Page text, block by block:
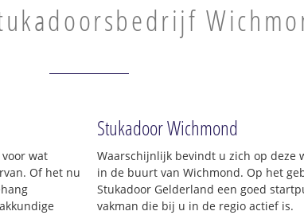
wat
Of het nu
Stukadoor Wichmond
Waarschijnlijk bevindt u zich op deze
in de buurt van Wichmond. Op het
Stukadoor Gelderland een goed
vakman die bij u in de regio actief is.